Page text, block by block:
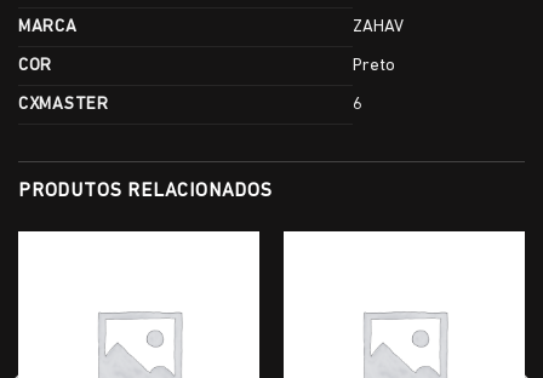
MARCA ZAHAV
COR Preto
CXMASTER 6
PRODUTOS RELACIONADOS